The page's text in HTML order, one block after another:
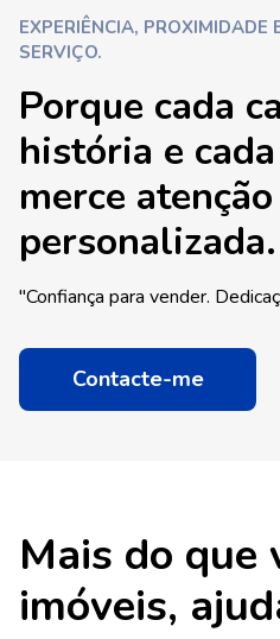
EXPERIÊNCIA, PROXIMIDADE
SERVIÇO.
Porque cada
história e
merce atenção
personalizada.
"Confiança para vender.
Contacte-me
Mais do que
imóveis,